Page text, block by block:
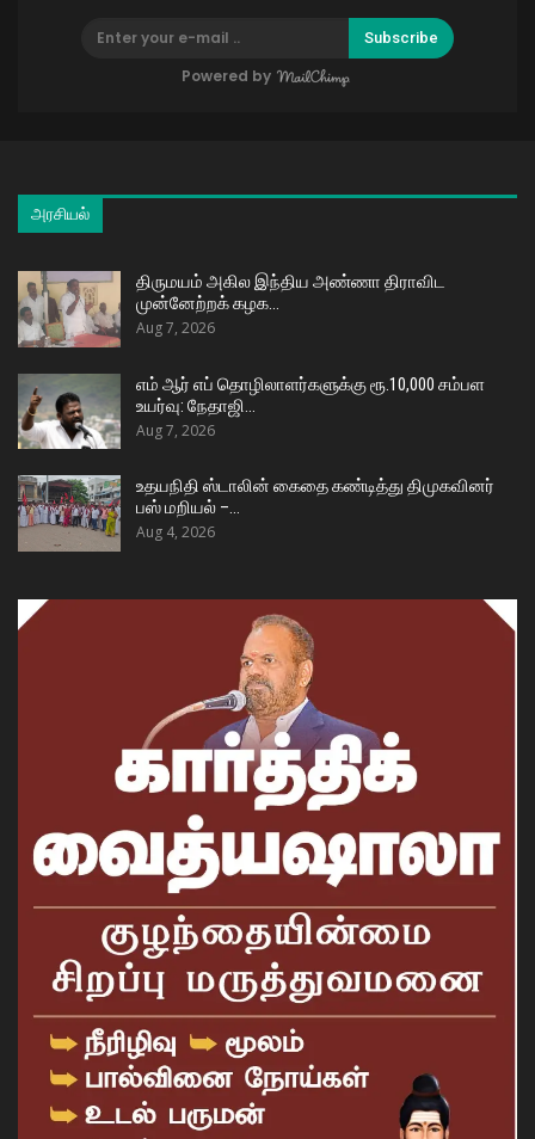
Subscribe
Powered by
அரசியல்
திருமயம் அகில இந்திய அண்ணா திராவிட
முன்னேற்றக் கழக…
Aug 7, 2026
எம் ஆர் எப் தொழிலாளர்களுக்கு ரூ.10,000 சம்பள
உயர்வு: நேதாஜி…
Aug 7, 2026
உதயநிதி ஸ்டாலின் கைதை கண்டித்து திமுகவினர்
பஸ் மறியல் –…
Aug 4, 2026